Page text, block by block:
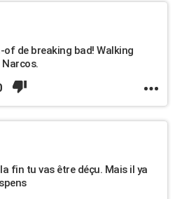
de breaking bad! Walking
Narcos.
fin tu vas être déçu. Mais il ya